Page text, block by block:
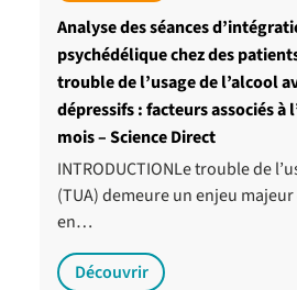
Analyse des séances
psychédélique chez des
trouble de l’usage de l’alcool
dépressifs : facteurs associés à
mois – Science Direct
INTRODUCTIONLe trouble de
(TUA) demeure un enjeu
en…
Découvrir